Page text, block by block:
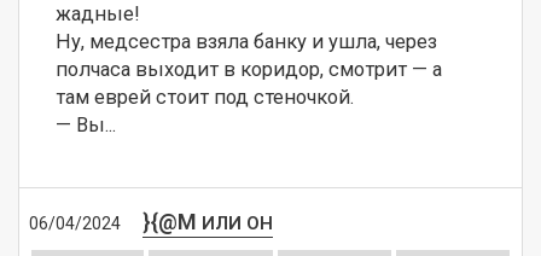
жадные!
Ну, медсестра взяла банку и ушла, через
полчаса выходит в коридор, смотрит — а
там еврей стоит под стеночкой.
— Вы...
06/04/2024 }{@M ИЛИ ОН